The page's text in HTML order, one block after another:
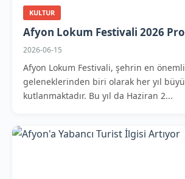
KULTUR
Afyon Lokum Festivali 2026
2026-06-15
Afyon Lokum Festivali, şehrin en önemli
geleneklerinden biri olarak her yıl
kutlanmaktadır. Bu yıl da Haziran 2...